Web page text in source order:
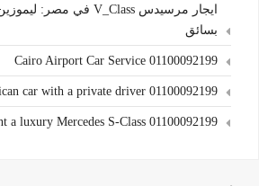
بسائق
Cairo Airport Car Service 01100092199
car with a private driver 01100092199
a luxury Mercedes S-Class 01100092199